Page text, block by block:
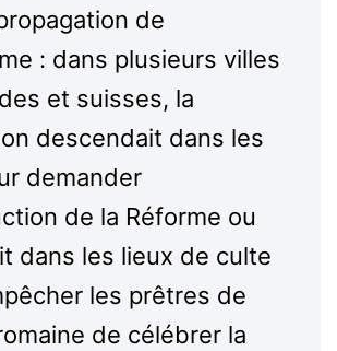
de
: dans plusieurs villes
et suisses, la
descendait dans les
demander
de la Réforme ou
dans les lieux de culte
les prêtres de
de célébrer la